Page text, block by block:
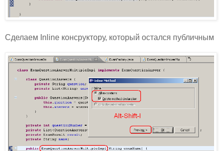
Сделаем Inline консруктору, который остался публичным